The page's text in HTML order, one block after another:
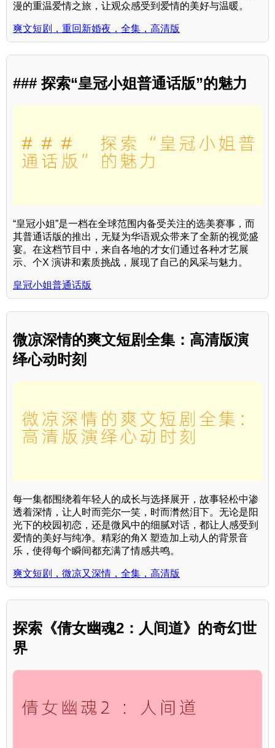
漫的重温爱情之旅，让观众感受到爱情的美好与温暖。
爽文短剧，重回新婚夜，全集，高清版
### 探索“皇冠小姐普通话版”的魅力
“皇冠小姐”是一档在全球范围内备受关注的选美赛事，而
其普通话版的推出，无疑为华语观众带来了全新的视觉盛
宴。在这档节目中，来自各地的才女们通过各种才艺展
示、个X 演讲和素质挑战，展现了自己的风采与魅力。
皇冠小姐普通话版
微凉深情的爽文短剧全集：高清版演
绎心动时刻
每一集都围绕着年轻人的成长与选择展开，故事轻松中渗
透着深情，让人时而莞尔一笑，时而潸然泪下。无论是阳
光下的校园初恋，还是微风中的细腻对话，都让人感受到
爱情的美好与纯净。精彩的角X 塑造加上动人的背景音
乐，使得每个瞬间都充满了情感共鸣。
爽文短剧，微凉又深情，全集，高清版
探索《倩女幽魂2：人间道》的奇幻世
界